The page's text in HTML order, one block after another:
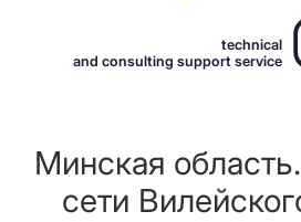
technical
and consulting support service
Минская
сети